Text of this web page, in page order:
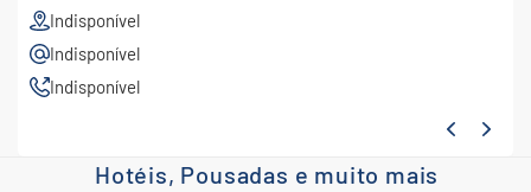
Indisponível
Indisponível
Indisponível
Hotéis, Pousadas e muito mais